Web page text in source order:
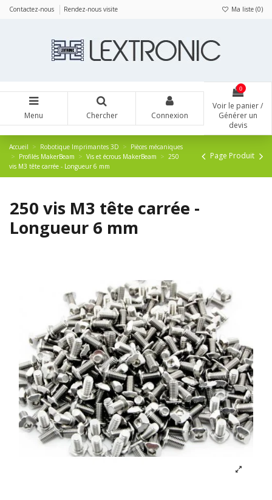
Contactez-nous Rendez-nous visite Ma liste (0)
Menu Chercher Connexion
0
Voir le panier /
Générer un
devis
Accueil Robotique Imprimantes 3D
Pièces mécaniques
Profilés MakerBeam
Vis et écrous MakerBeam
250
vis M3 tête carrée - Longueur 6 mm
Page Produit
250 vis M3 tête carrée -
Longueur 6 mm
Panneau de gestion des cookies